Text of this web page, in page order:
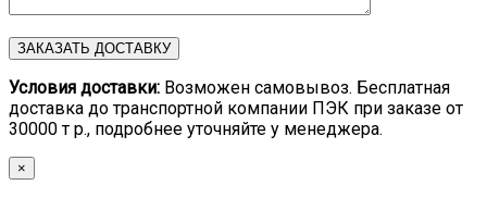
Условия доставки: Возможен самовывоз. Бесплатная
доставка до транспортной компании ПЭК при заказе от
30000 т р., подробнее уточняйте у менеджера.
×